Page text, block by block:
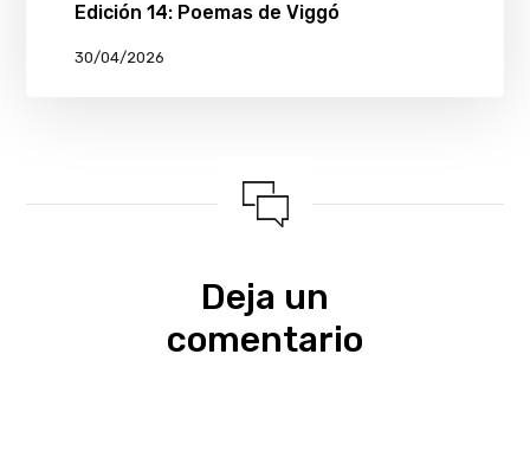
Edición 14: Poemas de Viggó
30/04/2026
Deja un
comentario